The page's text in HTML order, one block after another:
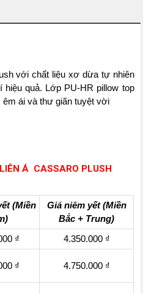
với chất liệu xơ dừa tự nhiên
quả. Lớp PU-HR pillow top
êm ái và thư giãn tuyệt vời
Á CASSARO PLUSH
(Miền
Giá niêm yết (Miền
Bắc + Trung)
₫
4.350.000 ₫
₫ 4.750.000 ₫